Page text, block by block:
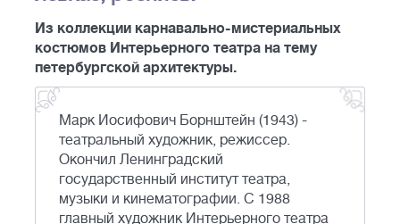
Из коллекции карнавально-мистериальных
костюмов Интерьерного театра на тему
петербургской архитектуры.
Марк Иосифович Борнштейн (1943) -
театральный художник, режиссер.
Окончил Ленинградский
государственный институт театра,
музыки и кинематографии. С 1988
главный художник Интерьерного театра